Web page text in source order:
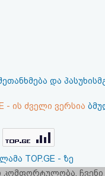
და
- ის ძველი ვერსია
TOP.GE - ზე
კომფორტულობა.